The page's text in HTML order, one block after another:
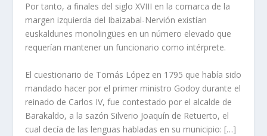
Por tanto, a finales del siglo XVIII en la comarca de la
margen izquierda del Ibaizabal-Nervión existían
euskaldunes monolingües en un número elevado que
requerían mantener un funcionario como intérprete.
El cuestionario de Tomás López en 1795 que había sido
mandado hacer por el primer ministro Godoy durante el
reinado de Carlos IV, fue contestado por el alcalde de
Barakaldo, a la sazón Silverio Joaquín de Retuerto, el
cual decía de las lenguas habladas en su municipio: […]